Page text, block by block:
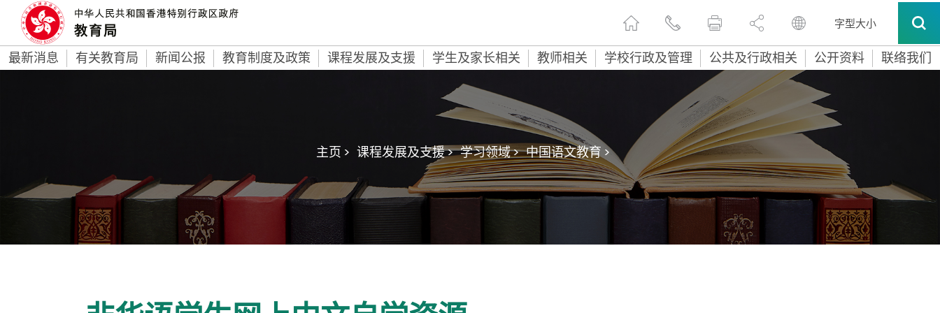
字型大小
最新消息 有关教育局 新闻公报 教育制度及政策 课程发展及支援 学生及家长相关 教师相关 学校行政及管理 公共及行政相关 公开资料 联络我们
主页 > 课程发展及支援 > 学习领域 > 中国语文教育 >